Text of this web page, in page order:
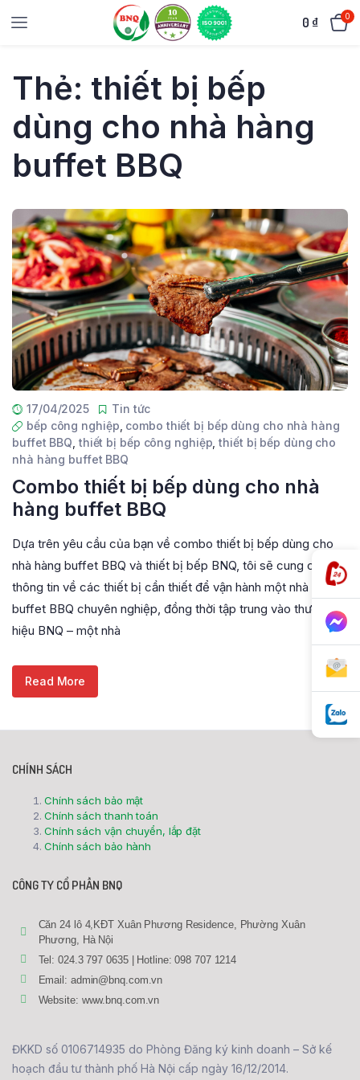
0 ₫ 0
Thẻ: thiết bị bếp
dùng cho nhà hàng
buffet BBQ
17/04/2025
Tin tức
bếp công nghiệp combo thiết bị bếp dùng cho nhà hàng
buffet BBQ thiết bị bếp công nghiệp ,thiết bị bếp dùng cho
nhà hàng buffet BBQ
Combo thiết bị bếp dùng cho nhà
hàng buffet BBQ
Dựa trên yêu cầu của bạn về combo thiết bị bếp dùng cho
nhà hàng buffet BBQ và thiết bị bếp BNQ, tôi sẽ cung cấp
thông tin về các thiết bị cần thiết để vận hành một nhà hàng
buffet BBQ chuyên nghiệp, đồng thời tập trung vào thương
hiệu BNQ – một nhà
Read More
CHÍNH SÁCH
Chính sách bảo mật
Chính sách thanh toán
Chính sách vận chuyển, lắp đặt
Chính sách bảo hành
CÔNG TY CỔ PHẦN BNQ
Căn 24 lô 4,KĐT Xuân Phương Residence, Phường Xuân
Phương, Hà Nội
Tel: 024.3 797 0635 | Hotline: 098 707 1214
Email: admin@bnq.com.vn
Website: www.bnq.com.vn
ĐKKD số 0106714935 do Phòng Đăng ký kinh doanh – Sở kế
hoạch đầu tư thành phố Hà Nội cấp ngày 16/12/2014.